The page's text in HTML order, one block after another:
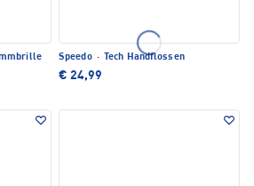
Speedo · Tech Handflossen
€ 24,99